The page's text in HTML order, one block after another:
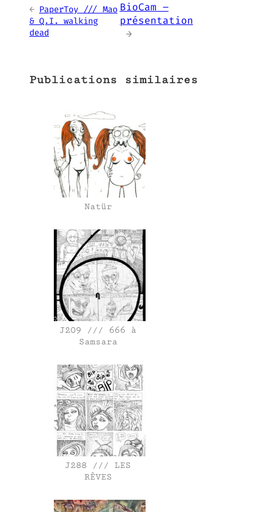
← PaperToy /// Mao
& Q.I. walking
dead
BioCam –
présentation
→
Publications similaires
Natür
J209 /// 666 à
Samsara
J288 /// LES
RÊVES